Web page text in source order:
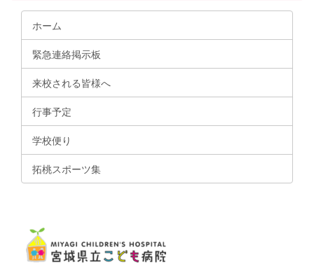
ホーム
緊急連絡掲示板
来校される皆様へ
行事予定
学校便り
拓桃スポーツ集